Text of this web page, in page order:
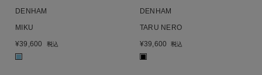
DENHAM
MIKU
¥39,600 税込
■
DENHAM
TARU NERO
¥39,600 税込
■